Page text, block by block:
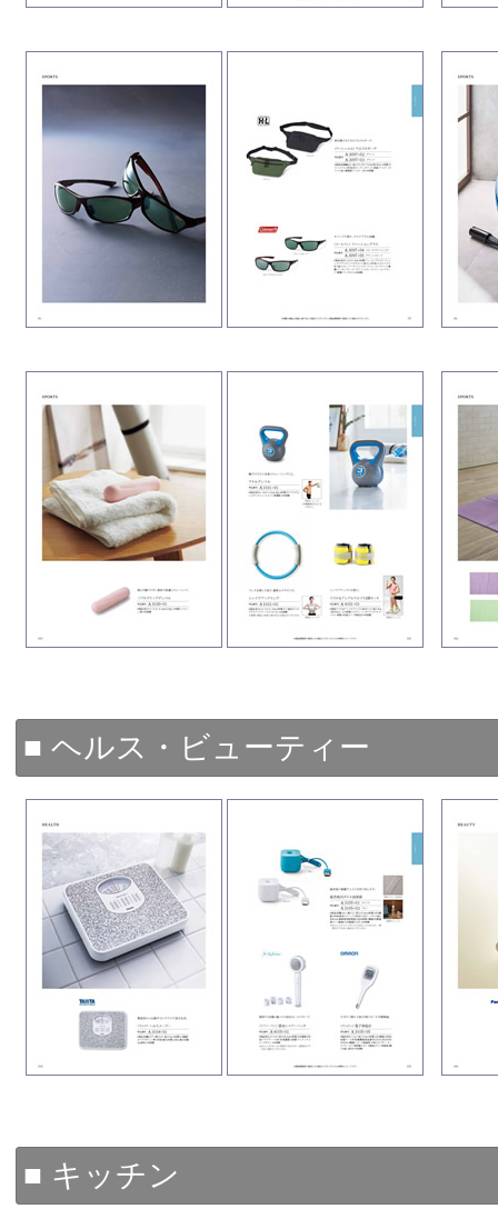
■ ヘルス・ビューティー
■ キッチン